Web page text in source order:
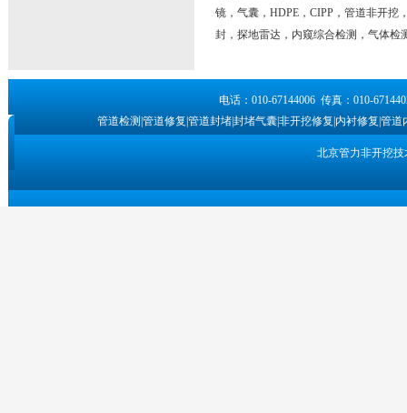
镜，气囊，HDPE，CIPP，管道非开挖
封，探地雷达，内窥综合检测，气体检
电话：010-67144006 传真：010-
管道检测|管道修复|管道封堵|封堵气囊|非开挖修复|内衬修复|管
北京管力非开挖